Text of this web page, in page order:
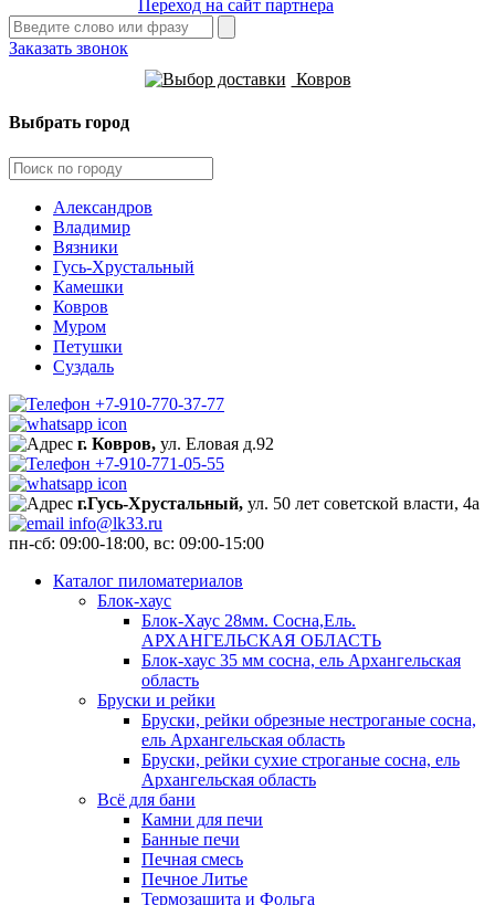
Переход на сайт партнера
Заказать звонок
Ковров
Выбрать город
Александров
Владимир
Вязники
Гусь-Хрустальный
Камешки
Ковров
Муром
Петушки
Суздаль
+7-910-770-37-77
г. Ковров, ул. Еловая д.92
+7-910-771-05-55
г.Гусь-Хрустальный, ул. 50 лет советской власти, 4а
info@lk33.ru
пн-сб: 09:00-18:00, вс: 09:00-15:00
Каталог пиломатериалов
Блок-хаус
Блок-Хаус 28мм. Сосна,Ель.
АРХАНГЕЛЬСКАЯ ОБЛАСТЬ
Блок-хаус 35 мм сосна, ель Архангельская
область
Бруски и рейки
Бруски, рейки обрезные нестроганые сосна,
ель Архангельская область
Бруски, рейки сухие строганые сосна, ель
Архангельская область
Всё для бани
Камни для печи
Банные печи
Печная смесь
Печное Литье
Термозащита и Фольга